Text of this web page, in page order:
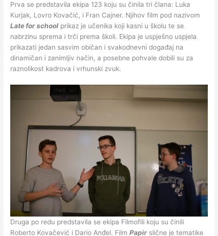
Prva se predstavila ekipa 123 koju su činila tri člana: Luka
Kurjak, Lovro Kovačić, i Fran Cajner. Njihov film pod nazivom
Late for school prikaz je učenika koji kasni u školu te se
nabrzinu sprema i trči prema školi. Ekipa je uspješno uspjela
prikazati jedan sasvim običan i svakodnevni događaj na
dinamičan i zanimljiv način, a posebne pohvale dobili su za
raznolikost kadrova i vrhunski zvuk.
Druga po redu predstavila se ekipa Filmofili koju su činili
Roberto Kovačević i Dario Anđel. FilmPapir slične je tematike